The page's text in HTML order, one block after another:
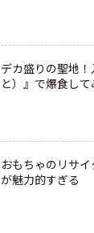
デカ盛りの聖地
と）』で爆食して
おもちゃのリサ
が魅力的すぎる